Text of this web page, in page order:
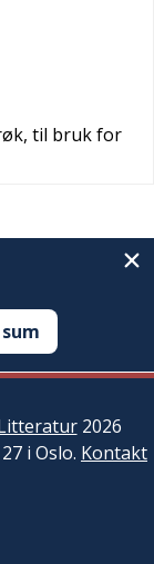
til bruk for
2026
i Oslo. Kontakt